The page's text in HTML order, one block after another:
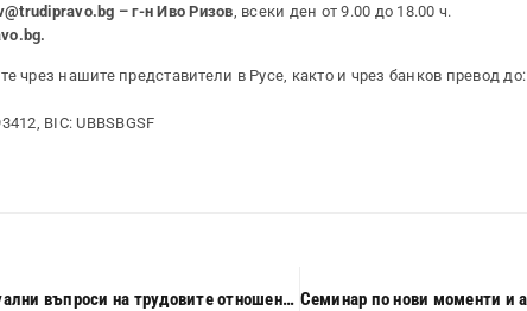
– г-н Иво Ризов , всеки ден от 9.00 до 18.00 ч.
чрез нашите представители в Русе, както и чрез банков превод до:
BIC: UBBSBGSF
Семинар по нови моменти и актуални въпроси на трудовите отношения през 2017 г.